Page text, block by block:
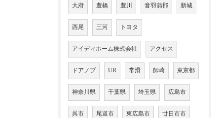
大府 豊橋 豊川 音羽蒲郡 新城
西尾 三河 トヨタ
アイディホーム株式会社 アクセス
ドアノブ UR 常滑 師崎 東京都
神奈川県 千葉県 埼玉県 広島市
呉市 尾道市 東広島市 廿日市市